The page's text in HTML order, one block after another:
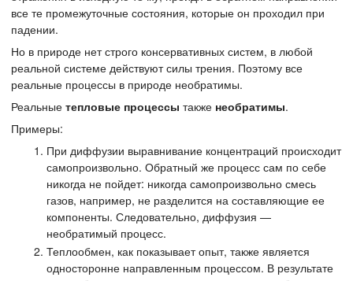
все те промежуточные состояния, которые он проходил при
падении.
Но в природе нет строго консервативных систем, в любой
реальной системе действуют силы трения. Поэтому все
реальные процессы в природе необратимы.
Реальные тепловые процессы также необратимы.
Примеры:
При диффузии выравнивание концентраций происходит
самопроизвольно. Обратный же процесс сам по себе
никогда не пойдет: никогда самопроизвольно смесь
газов, например, не разделится на составляющие ее
компоненты. Следовательно, диффузия —
необратимый процесс.
Теплообмен, как показывает опыт, также является
односторонне направленным процессом. В результате